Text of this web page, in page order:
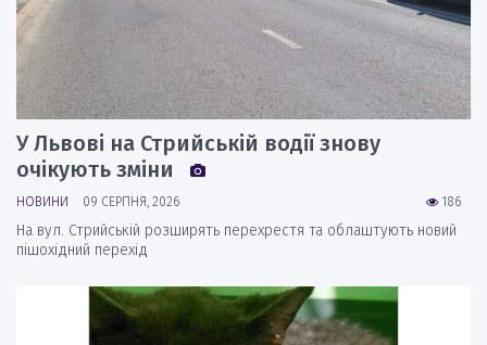
У Львові на Стрийській водії знову
очікують зміни
186
НОВИНИ 09 СЕРПНЯ, 2026
На вул. Стрийській розширять перехрестя та облаштують новий
пішохідний перехід